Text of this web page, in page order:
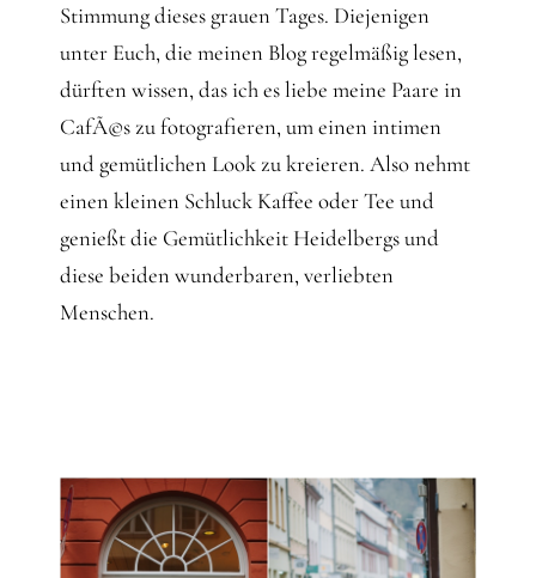
Stimmung dieses grauen Tages. Diejenigen
unter Euch, die meinen Blog regelmäßig lesen,
dürften wissen, das ich es liebe meine Paare in
CafÃ©s zu fotografieren, um einen intimen
und gemütlichen Look zu kreieren. Also nehmt
einen kleinen Schluck Kaffee oder Tee und
genießt die Gemütlichkeit Heidelbergs und
diese beiden wunderbaren, verliebten
Menschen.